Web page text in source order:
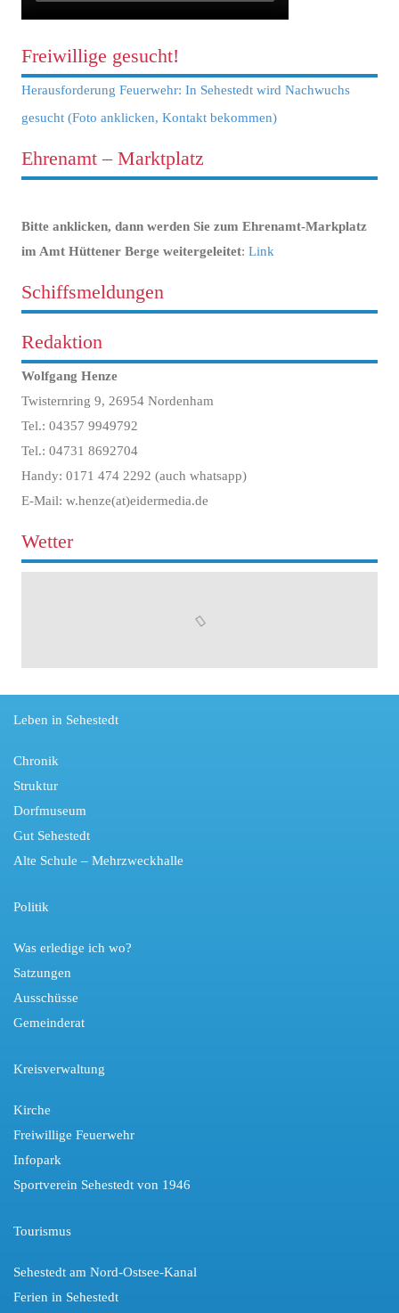
Freiwillige gesucht!
Herausforderung Feuerwehr: In Sehestedt wird Nachwuchs
gesucht (Foto anklicken, Kontakt bekommen)
Ehrenamt – Marktplatz
Bitte anklicken, dann werden Sie zum Ehrenamt-Markplatz
im Amt Hüttener Berge weitergeleitet: Link
Schiffsmeldungen
Redaktion
Wolfgang Henze
Twisternring 9, 26954 Nordenham
Tel.: 04357 9949792
Tel.: 04731 8692704
Handy: 0171 474 2292 (auch whatsapp)
E-Mail: w.henze(at)eidermedia.de
Wetter
Leben in Sehestedt
Chronik
Struktur
Dorfmuseum
Gut Sehestedt
Alte Schule – Mehrzweckhalle
Politik
Was erledige ich wo?
Satzungen
Ausschüsse
Gemeinderat
Kreisverwaltung
Kirche
Freiwillige Feuerwehr
Infopark
Sportverein Sehestedt von 1946
Tourismus
Sehestedt am Nord-Ostsee-Kanal
Ferien in Sehestedt